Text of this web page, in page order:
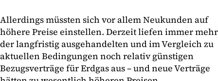
Allerdings müssten sich vor allem Neukunden auf
höhere Preise einstellen. Derzeit liefen immer mehr
der langfristig ausgehandelten und im Vergleich zu
aktuellen Bedingungen noch relativ günstigen
Bezugsverträge für Erdgas aus – und neue Verträge